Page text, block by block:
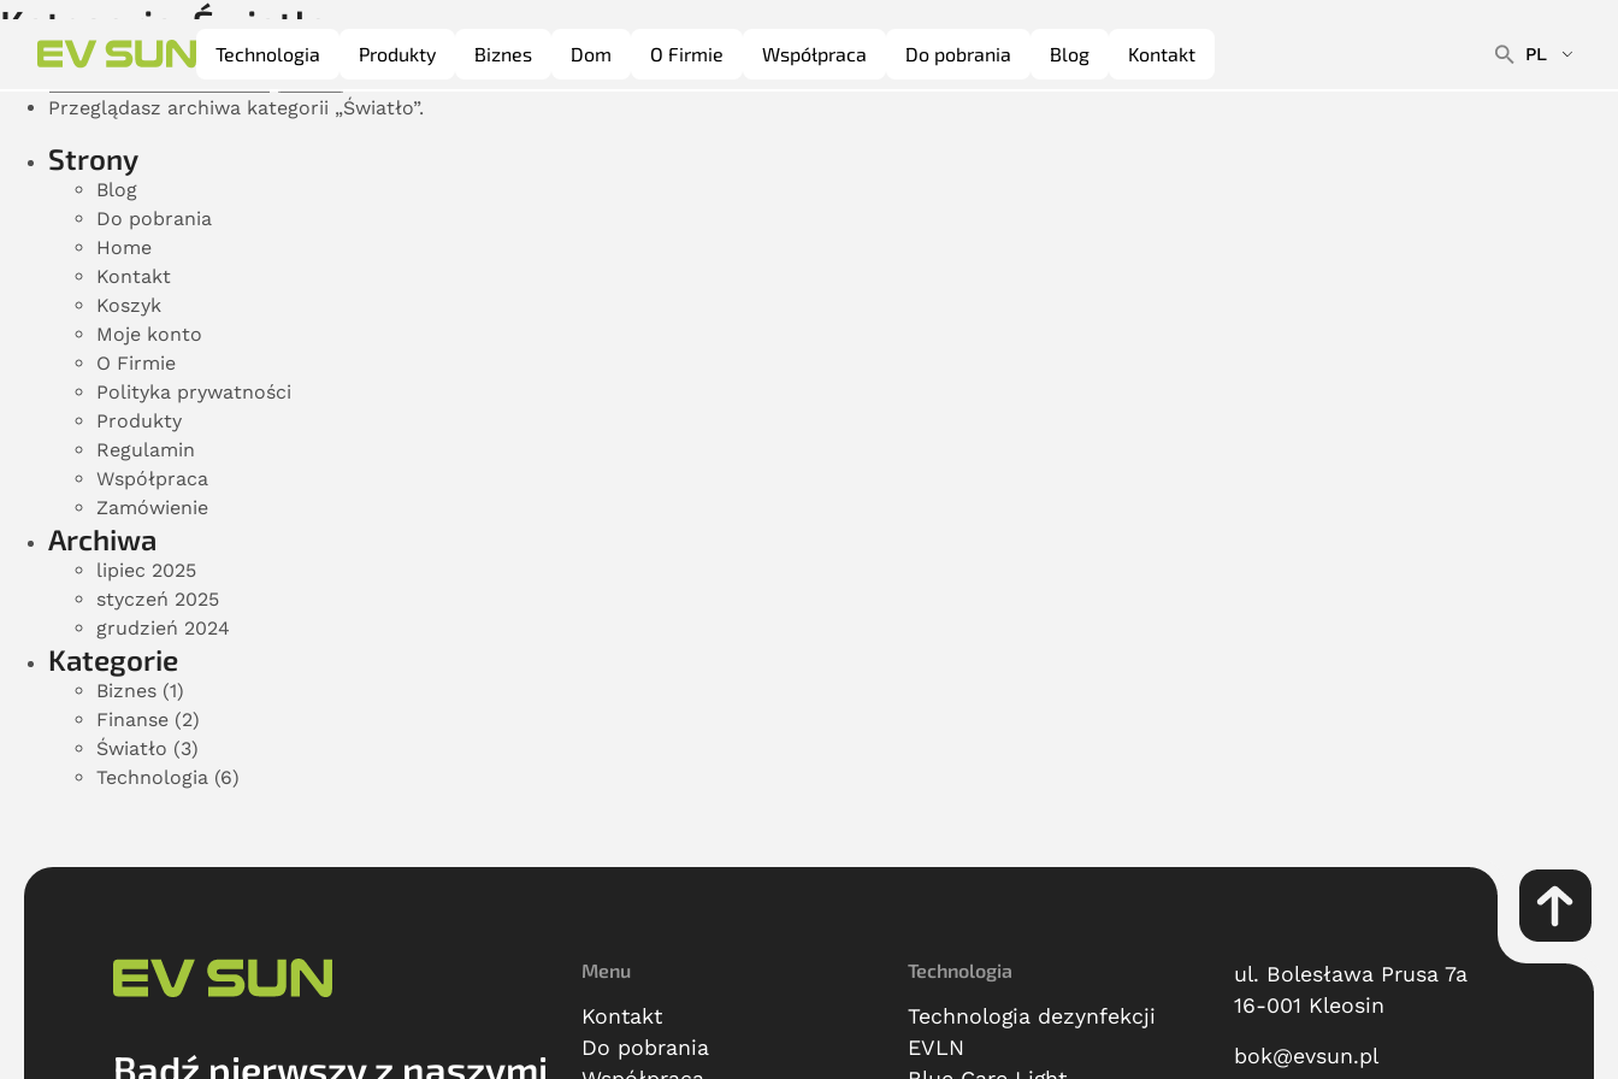
Technologia Produkty Biznes Dom O Firmie Współpraca Do pobrania Blog Kontakt PL
Kategoria: Światło
Przeglądasz archiwa kategorii „Światło”.
Strony
Blog
Do pobrania
Home
Kontakt
Koszyk
Moje konto
O Firmie
Polityka prywatności
Produkty
Regulamin
Współpraca
Zamówienie
Archiwa
lipiec 2025
styczeń 2025
grudzień 2024
Kategorie
Biznes (1)
Finanse (2)
Światło (3)
Technologia (6)
Bądź pierwszy z naszymi
Menu
Kontakt
Do pobrania
Technologia
Technologia dezynfekcji
EVLN
ul. Bolesława Prusa 7a
16-001 Kleosin
bok@evsun.pl